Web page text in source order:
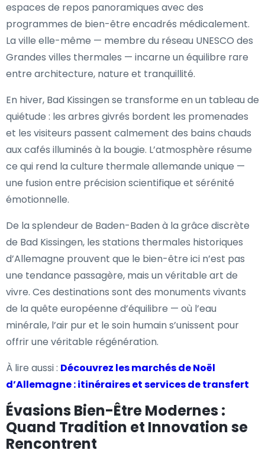
espaces de repos panoramiques avec des
programmes de bien-être encadrés médicalement.
La ville elle-même — membre du réseau UNESCO des
Grandes villes thermales — incarne un équilibre rare
entre architecture, nature et tranquillité.
En hiver, Bad Kissingen se transforme en un tableau de
quiétude : les arbres givrés bordent les promenades
et les visiteurs passent calmement des bains chauds
aux cafés illuminés à la bougie. L’atmosphère résume
ce qui rend la culture thermale allemande unique —
une fusion entre précision scientifique et sérénité
émotionnelle.
De la splendeur de Baden-Baden à la grâce discrète
de Bad Kissingen, les stations thermales historiques
d’Allemagne prouvent que le bien-être ici n’est pas
une tendance passagère, mais un véritable art de
vivre. Ces destinations sont des monuments vivants
de la quête européenne d’équilibre — où l’eau
minérale, l’air pur et le soin humain s’unissent pour
offrir une véritable régénération.
À lire aussi : Découvrez les marchés de Noël
d’Allemagne : itinéraires et services de transfert
Évasions Bien-Être Modernes :
Quand Tradition et Innovation se
Rencontrent